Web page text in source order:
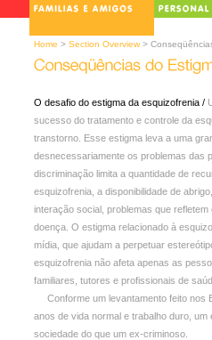
Home > Section Overview >
O desafio do estigma da esquizofrenia /
sucesso do tratamento e controle da
transtorno. Esse estigma leva a uma
desnecessariamente os problemas das
discriminação limita a quantidade de
esquizofrenia, a disponibilidade de
interação social, problemas que
doença. O estigma relacionado à
mídia, que ajudam a perpetuar
esquizofrenia não afeta apenas as
familiares, tutores e profissionais de
Conforme um levantamento feito nos
anos de vida normal e trabalho duro,
sociedade do que um ex-criminoso.